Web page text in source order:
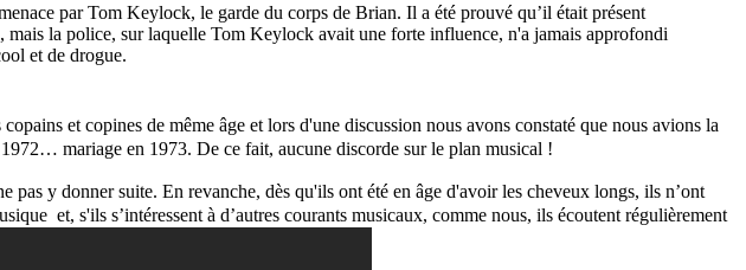
par Tom Keylock, le garde du corps de Brian. Il a été prouvé qu’il était présent
la police, sur laquelle Tom Keylock avait une forte influence, n'a jamais approfondi
et de drogue.
et copines de même âge et lors d'une discussion nous avons constaté que nous avions la
mariage en 1973. De ce fait, aucune discorde sur le plan musical !
y donner suite. En revanche, dès qu'ils ont été en âge d'avoir les cheveux longs, ils n’ont
et, s'ils s’intéressent à d’autres courants musicaux, comme nous, ils écoutent régulièrement